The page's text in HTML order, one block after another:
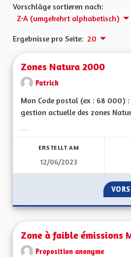
Vorschläge sortieren nach:
Z-A (umgekehrt alphabetisch)
Ergebnisse pro Seite: 20
Zones Natura 2000
Patrick
Mon Code postal (ex : 68 000)
gestion actuelle des zones
ERSTELLT AM
12/06/2023
Zone à faible émissions
Proposition anonyme